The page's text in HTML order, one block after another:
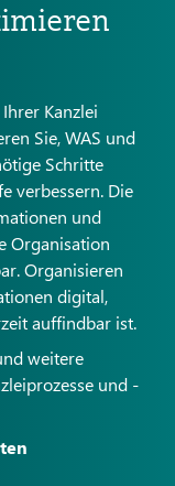
Kanzlei
Sie, WAS und
Schritte
verbessern. Die
und
Organisation
Organisieren
digital,
auffindbar ist.
weitere
und -